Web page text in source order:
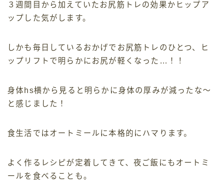
３週間目から加えていたお尻筋トレの効果かヒップア
ップした気がします。
しかも毎日しているおかげでお尻筋トレのひとつ、ヒ
ップリフトで明らかにお尻が軽くなった…！！
身体hs横から見ると明らかに身体の厚みが減ったな〜
と感じました！
食生活ではオートミールに本格的にハマります。
よく作るレシピが定着してきて、夜ご飯にもオートミ
ールを食べることも。